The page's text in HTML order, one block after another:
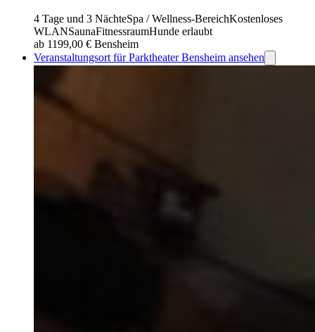
4 Tage und 3 NächteSpa / Wellness-BereichKostenloses
WLANSaunaFitnessraumHunde erlaubt
ab 1199,00 € Bensheim
Veranstaltungsort für Parktheater Bensheim ansehen